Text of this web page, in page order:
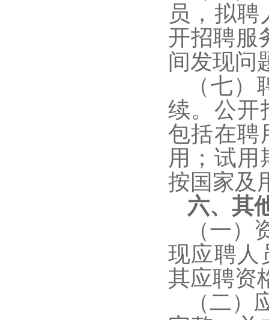
员，拟
开招聘服
间发现问
（七
续。公开
包括在聘
用；试用
按国家及
六、其
（一
现应聘人
其应聘资
（二